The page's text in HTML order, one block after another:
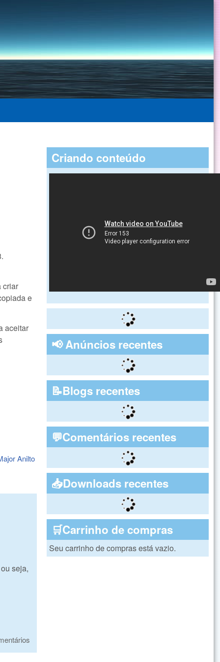
criar
e
aceitar
Anilto
seja,
Criando conteúdo
📢 Anúncios recentes
📝Blogs recentes
💬Comentários recentes
📥Downloads recentes
🛒Carrinho de compras
Seu carrinho de compras está vazio.